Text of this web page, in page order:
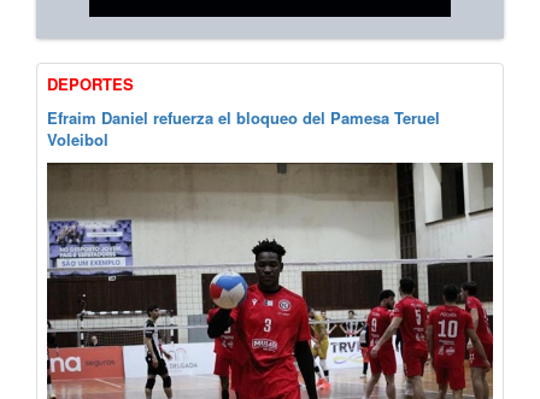
DEPORTES
Efraim Daniel refuerza el bloqueo del Pamesa Teruel
Voleibol